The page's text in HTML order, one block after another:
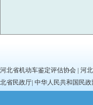
河北省机动车鉴定评估协会 | 河
北省民政厅| 中华人民共和国民政